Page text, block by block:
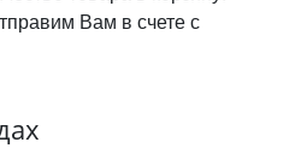
Вам в счете с